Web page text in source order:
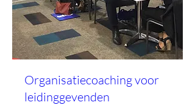
Organisatiecoaching voor
leidinggevenden